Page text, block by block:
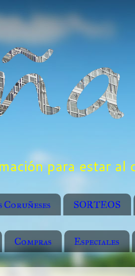
para estar al
Coruñeses SORTEOS
Compras Especiales